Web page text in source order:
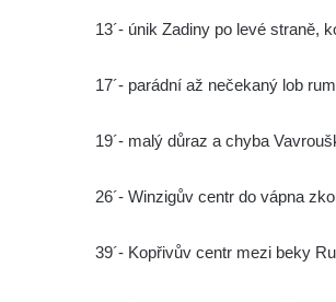
13´- únik Zadiny po levé straně,
17´- parádní až nečekaný lob
19´- malý důraz a chyba
26´- Winzigův centr do vápna
39´- Kopřivův centr mezi beky